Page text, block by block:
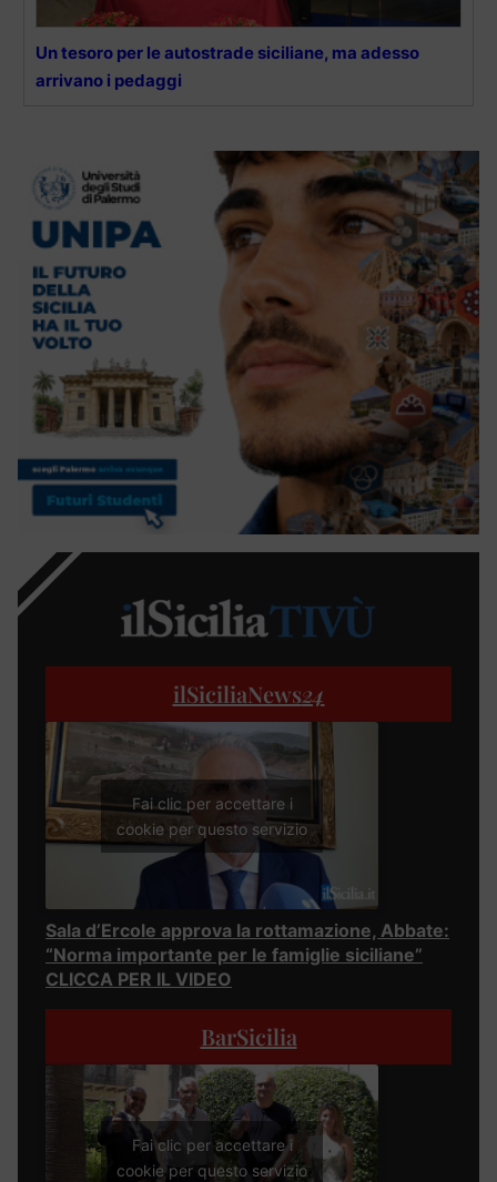
Un tesoro per le autostrade siciliane, ma adesso
arrivano i pedaggi
ilSiciliaNews24
Fai clic per accettare i
cookie per questo servizio
Sala d’Ercole approva la rottamazione, Abbate:
“Norma importante per le famiglie siciliane”
CLICCA PER IL VIDEO
BarSicilia
Fai clic per accettare i
cookie per questo servizio